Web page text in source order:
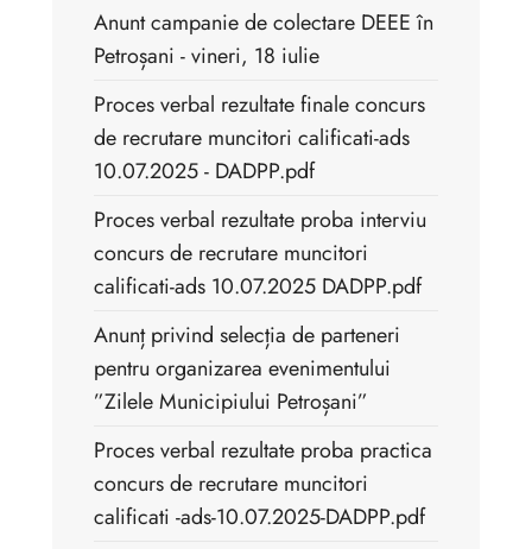
Anunt campanie de colectare DEEE în
Petroșani - vineri, 18 iulie
Proces verbal rezultate finale concurs
de recrutare muncitori calificati-ads
10.07.2025 - DADPP.pdf
Proces verbal rezultate proba interviu
concurs de recrutare muncitori
calificati-ads 10.07.2025 DADPP.pdf
Anunț privind selecția de parteneri
pentru organizarea evenimentului
”Zilele Municipiului Petroșani”
Proces verbal rezultate proba practica
concurs de recrutare muncitori
calificati -ads-10.07.2025-DADPP.pdf